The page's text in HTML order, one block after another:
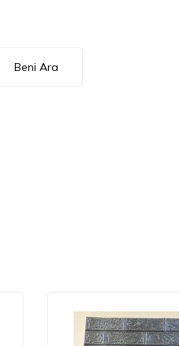
Beni Ara